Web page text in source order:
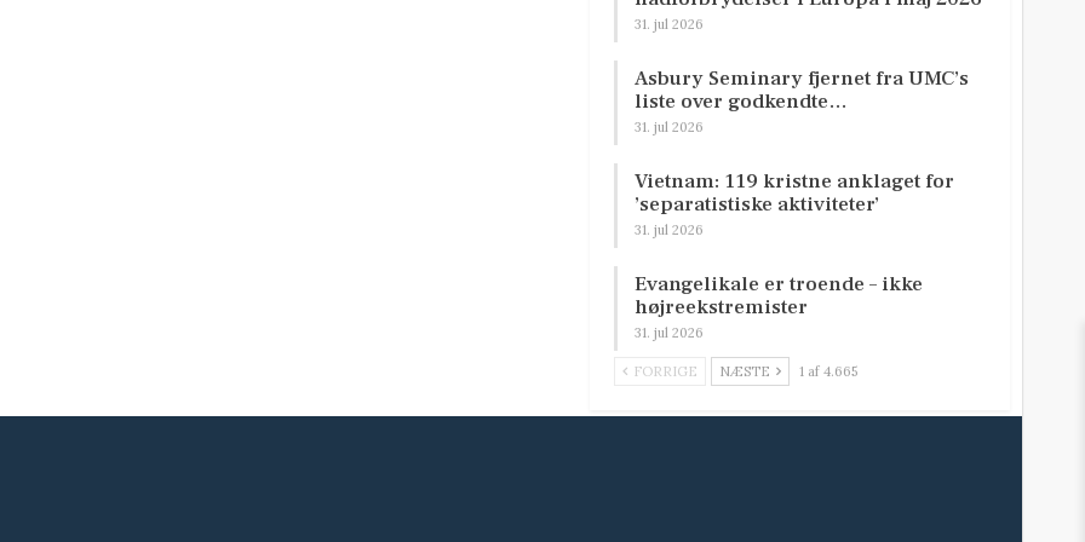
31. jul 2026
Asbury Seminary fjernet fra UMC’s
liste over godkendte…
31. jul 2026
Vietnam: 119 kristne anklaget for
’separatistiske aktiviteter’
31. jul 2026
Evangelikale er troende – ikke
højreekstremister
31. jul 2026
FORRIGE NÆSTE 1 af 4.665